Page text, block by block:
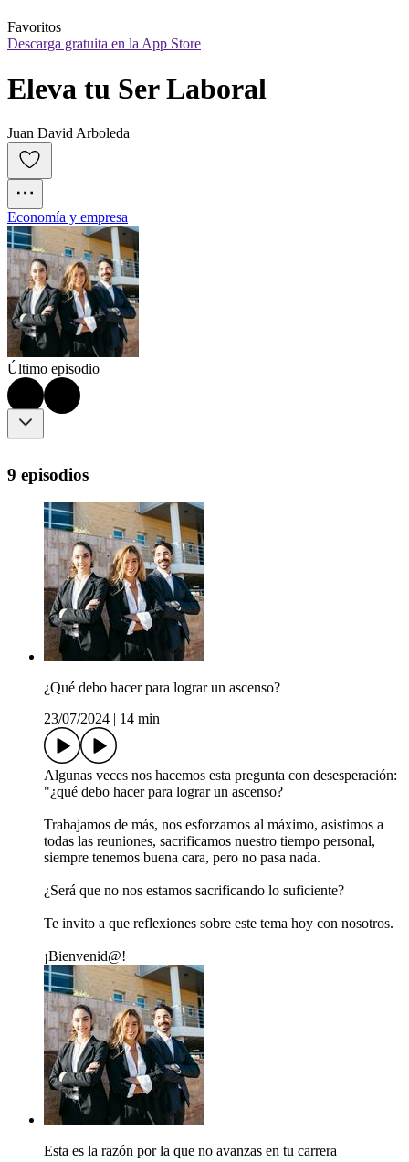
Favoritos
Descarga gratuita en la App Store
Eleva tu Ser Laboral
Juan David Arboleda
Economía y empresa
Último episodio
9 episodios
¿Qué debo hacer para lograr un ascenso?
23/07/2024
14 min
Algunas veces nos hacemos esta pregunta con desesperación:
"¿qué debo hacer para lograr un ascenso?
Trabajamos de más, nos esforzamos al máximo, asistimos a
todas las reuniones, sacrificamos nuestro tiempo personal,
siempre tenemos buena cara, pero no pasa nada.
¿Será que no nos estamos sacrificando lo suficiente?
Te invito a que reflexiones sobre este tema hoy con nosotros.
¡Bienvenid@!
Esta es la razón por la que no avanzas en tu carrera